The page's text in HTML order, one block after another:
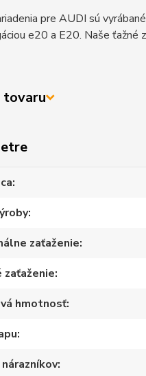
pre AUDI sú
e20 a E20. Naše ťažné
tovaru
zaťaženie
zaťaženie
hmotnosť